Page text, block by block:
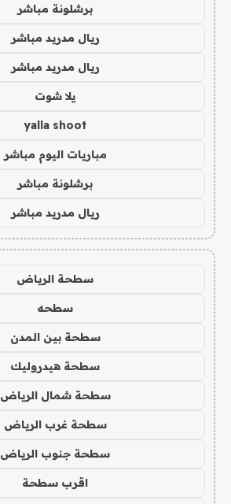
برشلونة مباشر
ريال مدريد مباشر
ريال مدريد مباشر
يلا شوت
yalla shoot
مباريات اليوم مباشر
برشلونة مباشر
ريال مدريد مباشر
سطحة الرياض
سطحه
سطحة بين المدن
سطحة هيدروليك
سطحة شمال الرياض
سطحة غرب الرياض
سطحة جنوب الرياض
اقرب سطحة